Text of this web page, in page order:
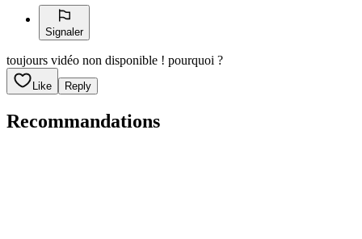
Signaler
toujours vidéo non disponible ! pourquoi ?
Like Reply
Recommandations